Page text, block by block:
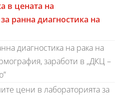
в цената на
ранна диагностика на
диагностика на рака на
заработи в „ДКЦ –
цени в лабораторията за